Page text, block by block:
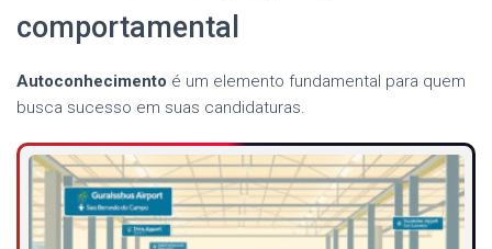
comportamental
Autoconhecimento é um elemento fundamental para quem
busca sucesso em suas candidaturas.